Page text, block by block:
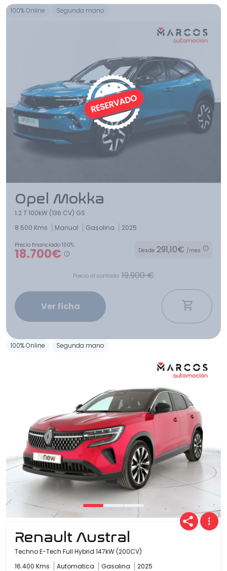
100% Online Segunda mano
Opel Mokka
1.2 T 100kW (136 CV) GS
8.500 Kms
Manual Gasolina 2025
Precio financiado 100%
18.700€ Desde 291,10€ /mes
Precio al contado: 19.900 €
Ver ficha
100% Online Segunda mano
Renault Austral
Techno E-Tech Full Hybrid 147kW (200CV)
16.400 Kms
Automatica Gasolina 2025